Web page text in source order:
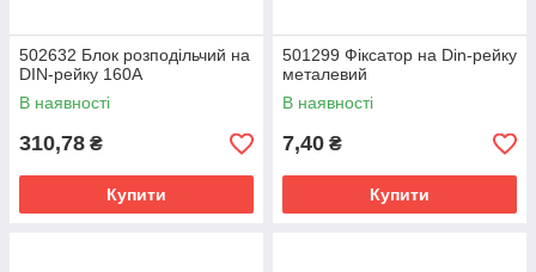
502632 Блок розподільчий на
DIN-рейку 160А
В наявності
310,78 ₴
Купити
501299 Фіксатор на Din-рейку
металевий
В наявності
7,40 ₴
Купити